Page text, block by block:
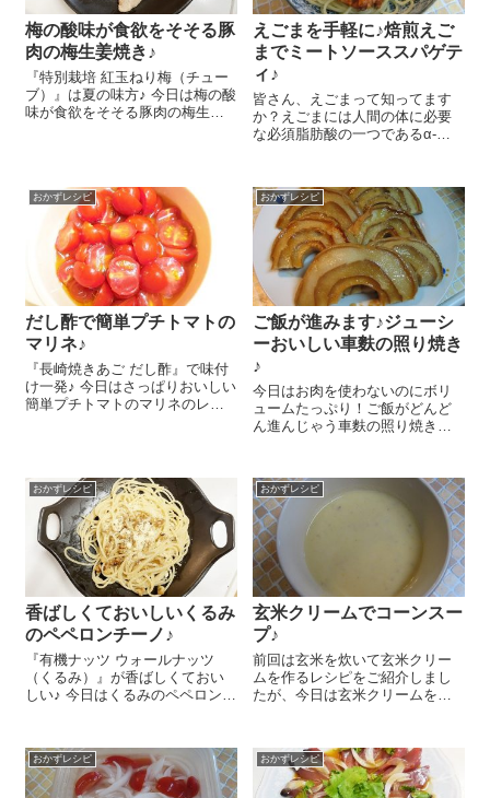
梅の酸味が食欲をそそる豚
肉の梅生姜焼き♪
『特別栽培 紅玉ねり梅（チュー
ブ）』は夏の味方♪ 今日は梅の酸
味が食欲をそそる豚肉の梅生姜
ューブ）...
えごまを手軽に♪焙煎えご
までミートソーススパゲテ
ィ♪
皆さん、えごまって知ってます
か？えごまには人間の体に必要
な必須脂肪酸の一つであるα-リ
はリノール酸という脂肪酸が過
多な状態にあり、それが原因で
アレルギーを強めたり、血管の
疾患につなが...
おかずレシピ
だし酢で簡単プチトマトの
マリネ♪
『長崎焼きあご だし酢』で味付
け一発♪ 今日はさっぱりおいしい
簡単プチトマトのマリネのレシ
メー...
おかずレシピ
ご飯が進みます♪ジューシ
ーおいしい車麩の照り焼き
♪
今日はお肉を使わないのにボリ
ュームたっぷり！ご飯がどんど
ん進んじゃう車麩の照り焼きの
見た目が楽しくてお気に入り＾
＾。 大き目のバットなどに水
300㏄、醤油 大さじ1を入れて
『...
おかずレシピ
香ばしくておいしいくるみ
のペペロンチーノ♪
『有機ナッツ ウォールナッツ
（くるみ）』が香ばしくておい
しい♪ 今日はくるみのペペロンチ
パスタをゆでている間に、にん
にく ひとかけはスライスし、
『有機ナッツ ...
おかずレシピ
玄米クリームでコーンスー
プ♪
前回は玄米を炊いて玄米クリー
ムを作るレシピをご紹介しまし
たが、今日は玄米クリームを使
た玄米クリームを使うのもいい
けれども、作るの手間だわ～、
という方には『有機玄米クリー
おかずレシピ おかずレシピ